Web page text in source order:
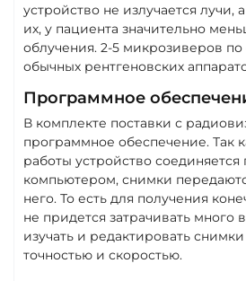
устройство не излучается лучи,
их, у пациента значительно
облучения. 2-5 микрозиверов по
обычных рентгеновских
Программное
В комплекте поставки с
программное обеспечение. Так
работы устройство соединяется
компьютером, снимки
него. То есть для получения
не придется затрачивать
изучать и редактировать
точностью и скоростью.